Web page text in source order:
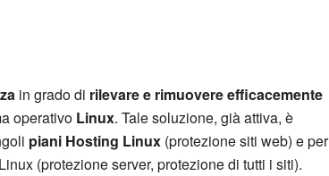
in grado di rilevare e rimuovere efficacemente
operativo Linux. Tale soluzione, già attiva, è
piani Hosting Linux (protezione siti web) e per
(protezione server, protezione di tutti i siti).